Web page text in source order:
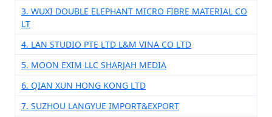
3. WUXI DOUBLE ELEPHANT MICRO FIBRE MATERIAL CO
LT
4. LAN STUDIO PTE LTD L&M VINA CO LTD
5. MOON EXIM LLC SHARJAH MEDIA
6. QIAN XUN HONG KONG LTD
7. SUZHOU LANGYUE IMPORT&EXPORT